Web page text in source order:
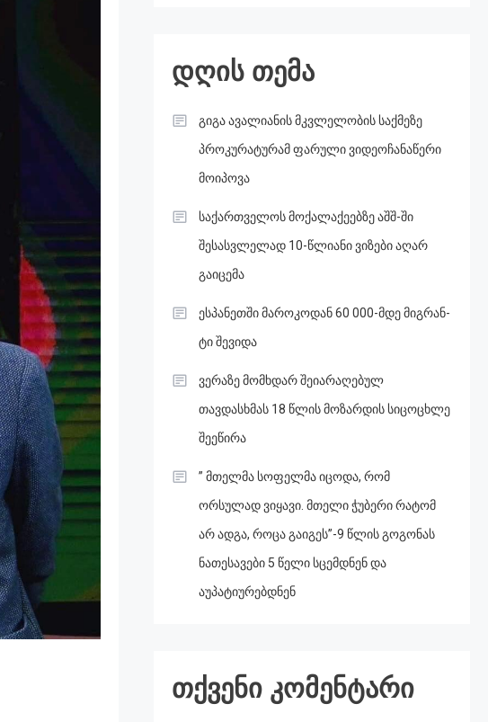
დღის თემა
გიგა ავალიანის მკვლელობის საქმეზე
პროკურატურამ ფარული ვიდეოჩანაწერი
მოიპოვა
საქართველოს მოქალაქეებზე აშშ-ში
შესასვლელად 10-წლიანი ვიზები აღარ
გაიცემა
ესპანეთში მა­რო­კო­დან 60 000-მდე მიგ­რან­
ტი შე­ვი­და
ვერაზე მომხდარ შეიარაღებულ
თავდასხმას 18 წლის მოზარდის სიცოცხლე
შეეწირა
” მთელმა სოფელმა იცოდა, რომ
ორსულად ვიყავი. მთელი ჭუბერი რატომ
არ ადგა, როცა გაიგეს”-9 წლის გოგონას
ნათესავები 5 წელი სცემდნენ და
აუპატიურებდნენ
თქვენი კომენტარი